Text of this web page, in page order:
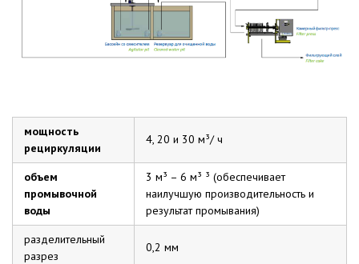
мощность
рециркуляции
4, 20 и 30 м³/ ч
объем
промывочной
воды
3 м³ – 6 м³ ³ (обеспечивает
наилучшую производительность и
результат промывания)
разделительный
разрез
0,2 мм